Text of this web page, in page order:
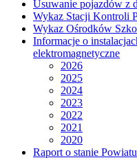
Usuwanie pojazdów z
Wykaz Stacji Kontroli
Wykaz Ośrodków
Informacje o
elektromagnetyczne
2026
2025
2024
2023
2022
2021
2020
Raport o stanie